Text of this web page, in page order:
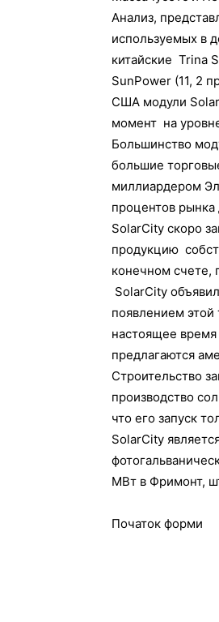
Анализ,
используемых в
китайские Trina
SunPower (11, 2
США модули
момент на
Большинство
большие
миллиардером
процентов
SolarCity скоро
продукцию
конечном счете,
SolarCity
появлением
настоящее
предлагаются
Строительство
производство
что его запуск
SolarCity
МВт в Фримонт,
Початок форми